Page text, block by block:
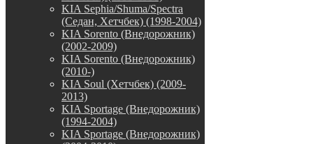
KIA Sephia/Shuma/Spectra
(Седан, Хетчбек) (1998-2004)
KIA Sorento (Внедорожник)
(2002-2009)
KIA Sorento (Внедорожник)
(2010-)
KIA Soul (Хетчбек) (2009-
2013)
KIA Sportage (Внедорожник)
(1994-2004)
KIA Sportage (Внедорожник)